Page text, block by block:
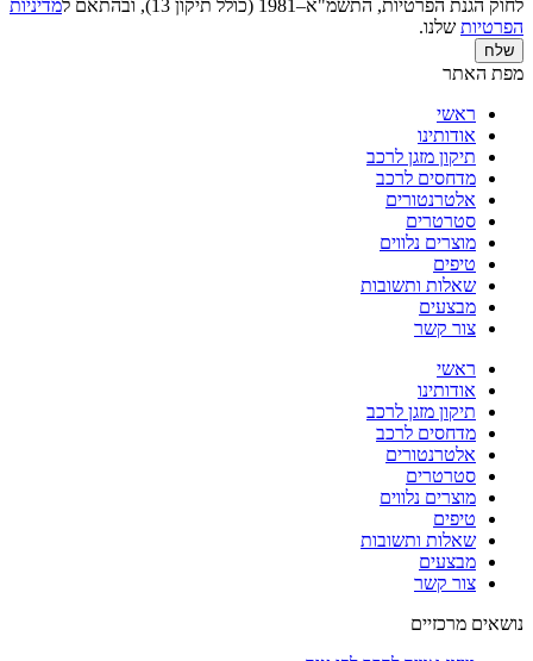
לחוק הגנת הפרטיות, התשמ"א–1981 (כולל תיקון 13), ובהתאם ל
מדיניות
הפרטיות שלנו.
שלח
מפת האתר
ראשי
אודותינו
תיקון מזגן לרכב
מדחסים לרכב
אלטרנטורים
סטרטרים
מוצרים נלווים
טיפים
שאלות ותשובות
מבצעים
צור קשר
ראשי
אודותינו
תיקון מזגן לרכב
מדחסים לרכב
אלטרנטורים
סטרטרים
מוצרים נלווים
טיפים
שאלות ותשובות
מבצעים
צור קשר
נושאים מרכזיים